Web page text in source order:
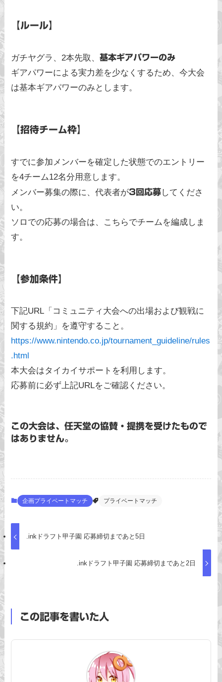
【ルール】
ガチヤグラ、2本先取、基本ギアパワーのみ
ギアパワーによる実力差を少なくするため、今大会
は基本ギアパワーのみとします。
【招待チーム枠】
すでに参加メンバーを確定した状態でのエントリー
を4チーム12名分用意します。
メンバー募集の際に、代表者が3回応募してくださ
い。
ソロでの応募の場合は、こちらでチームを編成しま
す。
【参加条件】
下記URL「コミュニティ大会への出場および観戦に
関する規約」を遵守すること。
https://www.nintendo.co.jp/tournament_guideline/rules
.html
本大会はタイカイサポートを利用します。
応募前に必ず上記URLをご確認ください。
この大会は、任天堂の協賛・提携を受けたもので
はありません。
企画プライベートマッチ プライベートマッチ
.inkドラフト甲子園 応募締切まであと5日
.inkドラフト甲子園 応募締切まであと2日
この記事を書いた人